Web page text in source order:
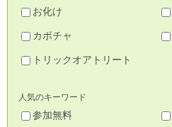
お化け
カボチャ
トリックオアトリート
人気のキーワード
参加無料